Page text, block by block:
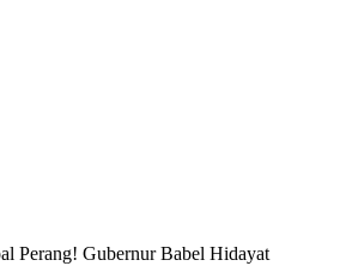
Perang! Gubernur Babel Hidayat